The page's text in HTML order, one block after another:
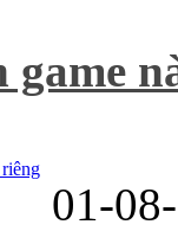
game
01-